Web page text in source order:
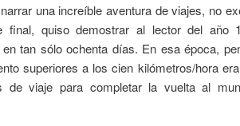
una increíble aventura de viajes, no
final, quiso demostrar al lector del año
tan sólo ochenta días. En esa época,
superiores a los cien kilómetros/hora
de viaje para completar la vuelta al